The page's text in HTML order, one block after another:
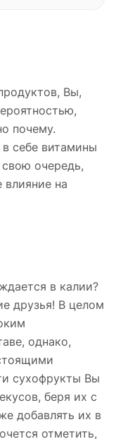
Вы,
почему.
себе витамины
очередь,
на
в калии?
друзья! В целом
однако,
сухофрукты Вы
беря их с
добавлять их в
отметить,